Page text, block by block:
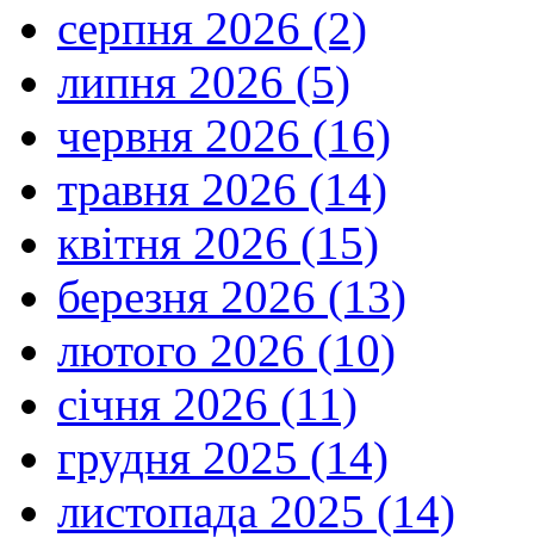
серпня 2026 (2)
липня 2026 (5)
червня 2026 (16)
травня 2026 (14)
квітня 2026 (15)
березня 2026 (13)
лютого 2026 (10)
січня 2026 (11)
грудня 2025 (14)
листопада 2025 (14)